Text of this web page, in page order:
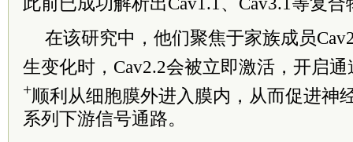
在该研究中，他们聚焦于家族成员
生变化时，Cav2.2会被立即激活，开启
+顺利从细胞膜外进入膜内，从而促进神
系列下游信号通路。